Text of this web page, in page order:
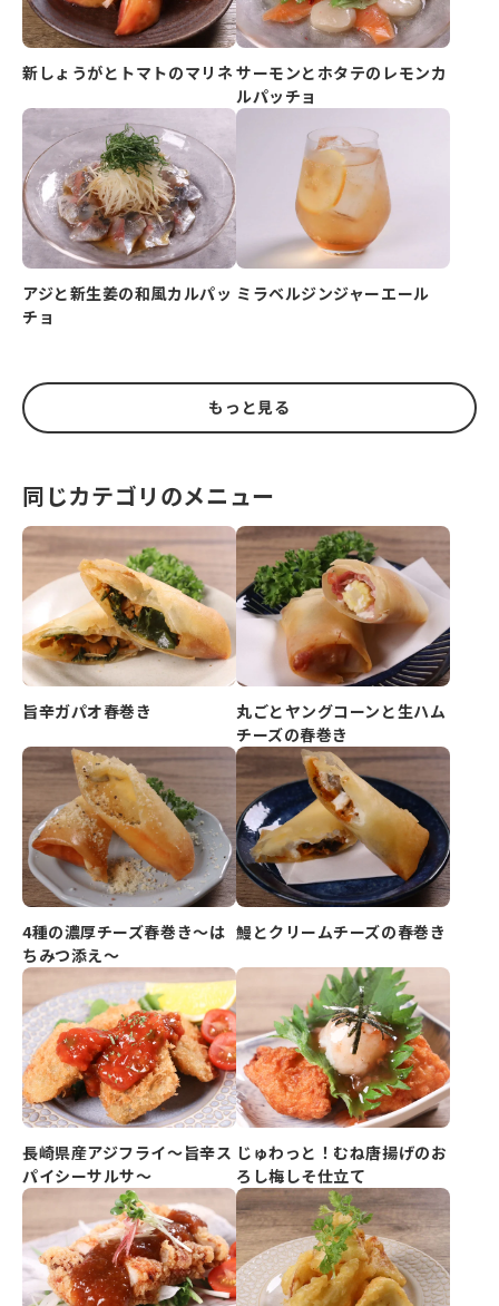
新しょうがとトマトのマリネサーモンとホタテのレモンカ
ルパッチョ
アジと新生姜の和風カルパッ
チョ
ミラベルジンジャーエール
もっと見る
同じカテゴリのメニュー
旨辛ガパオ春巻き
丸ごとヤングコーンと生ハム
チーズの春巻き
4種の濃厚チーズ春巻き～は
ちみつ添え～
鰻とクリームチーズの春巻き
長崎県産アジフライ～旨辛ス
パイシーサルサ～
じゅわっと！むね唐揚げのお
ろし梅しそ仕立て